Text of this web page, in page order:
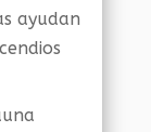
ayudan